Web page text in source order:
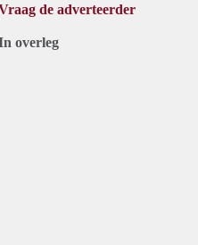
de adverteerder
overleg